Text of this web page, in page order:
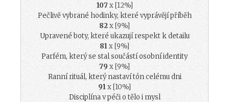
107x [12%]
Pečlivě vybrané hodinky, které vyprávějí příběh
82x [9%]
Upravené boty, které ukazují respekt k detailu
81x [9%]
Parfém, který se stal součástí osobní identity
79 x [9%]
Ranní rituál, který nastaví tón celému dni
91x [10%]
Disciplína v péči o tělo i mysl